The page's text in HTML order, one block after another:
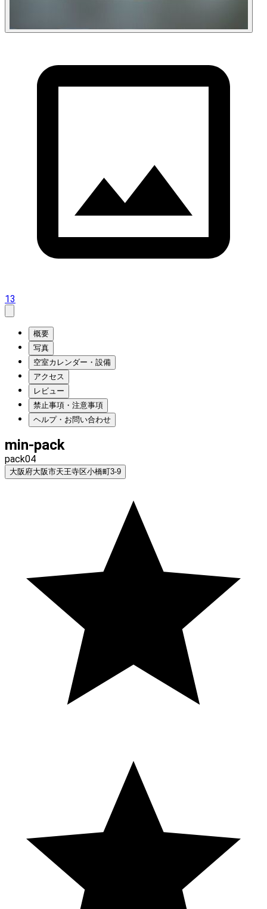
13
概要
写真
空室カレンダー・設備
アクセス
レビュー
禁止事項・注意事項
ヘルプ・お問い合わせ
min-pack
pack04
大阪府大阪市天王寺区小橋町3-9